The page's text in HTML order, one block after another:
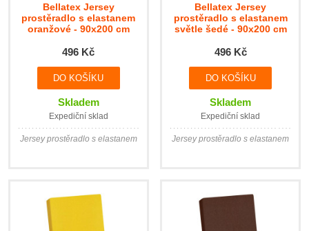
Bellatex Jersey
prostěradlo s elastanem
oranžové - 90x200 cm
496 Kč
Skladem
Expediční sklad
Jersey prostěradlo s elastanem
Bellatex Jersey
prostěradlo s elastanem
světle šedé - 90x200 cm
496 Kč
Skladem
Expediční sklad
Jersey prostěradlo s elastanem